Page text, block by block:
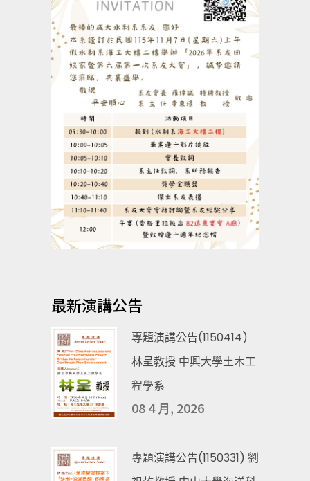
最新演講公告
專題演講公告(1150414)
林呈教授 中興大學土木工
程學系
08 4 月, 2026
專題演講公告(1150331) 劉